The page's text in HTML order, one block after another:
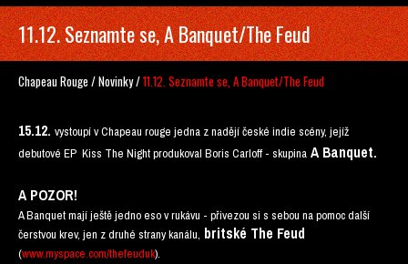
11.12. Seznamte se, A Banquet/The Feud
Chapeau Rouge /Novinky/11.12. Seznamte se, A Banquet/The Feud
15.12. vystoupí v Chapeau rouge jedna z nadějí české indie scény, jejíž
debutové EP Kiss The Night produkoval Boris Carloff - skupina A Banquet.
A POZOR!
A Banquet mají ještě jedno eso v rukávu - přivezou si s sebou na pomoc další
čerstvou krev, jen z druhé strany kanálu, britské The Feud
(www.myspace.com/thefeuduk).